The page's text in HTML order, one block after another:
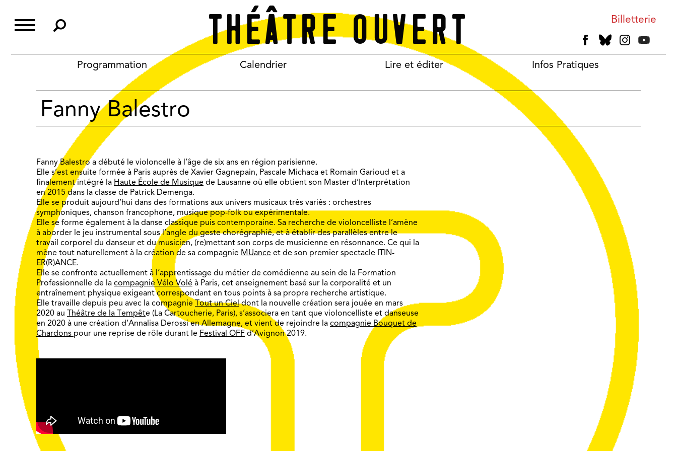
content
Billetterie
Programmation Calendrier Lire et éditer Infos Pratiques
Fanny Balestro
Fanny Balestro a débuté le violoncelle à l’âge de six ans en région parisienne.
Elle s’est ensuite formée à Paris auprès de Xavier Gagnepain, Pascale Michaca et Romain Garioud et a
finalement intégré la Haute École de Musique de Lausanne où elle obtient son Master d’Interprétation
en 2015 dans la classe de Patrick Demenga.
Elle se produit aujourd’hui dans des formations aux univers musicaux très variés : orchestres
symphoniques, chanson francophone, musique pop-folk ou expérimentale.
Elle se forme également à la danse classique puis contemporaine. Sa recherche de violoncelliste l’amène
à aborder le jeu instrumental sous l’angle du geste chorégraphié, et à établir des parallèles entre le
travail corporel du danseur et du musicien, (re)mettant son corps de musicienne en résonnance. Ce qui la
mène tout naturellement à la création de sa compagnie MUance et de son premier spectacle ITIN-
ER(R)ANCE.
Elle se confronte actuellement à l’apprentissage du métier de comédienne au sein de la Formation
Professionnelle de la compagnie Vélo Volé à Paris, cet enseignement basé sur la corporalité et un
entraînement physique exigeant correspondant en tous points à sa propre recherche artistique.
Elle travaille depuis peu avec la compagnieTout un Cieldont la nouvelle création sera jouée en mars
2020 au Théâtre de la Tempête (La Cartoucherie, Paris), s’associera en tant que violoncelliste et danseuse
en 2020 à une création d’Annalisa Derossi en Allemagne, et vient de rejoindre la compagnie Bouquet de
Chardons pour une reprise de rôle durant le Festival OFFd’Avignon 2019.